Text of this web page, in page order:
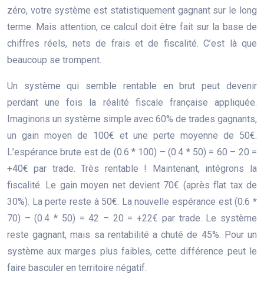
zéro, votre système est statistiquement gagnant sur le long
terme. Mais attention, ce calcul doit être fait sur la base de
chiffres réels, nets de frais et de fiscalité. C’est là que
beaucoup se trompent.
Un système qui semble rentable en brut peut devenir
perdant une fois la réalité fiscale française appliquée.
Imaginons un système simple avec 60% de trades gagnants,
un gain moyen de 100€ et une perte moyenne de 50€.
L’espérance brute est de (0.6 * 100) – (0.4 * 50) = 60 – 20 =
+40€ par trade. Très rentable ! Maintenant, intégrons la
fiscalité. Le gain moyen net devient 70€ (après flat tax de
30%). La perte reste à 50€. La nouvelle espérance est (0.6 *
70) – (0.4 * 50) = 42 – 20 = +22€ par trade. Le système
reste gagnant, mais sa rentabilité a chuté de 45%. Pour un
système aux marges plus faibles, cette différence peut le
faire basculer en territoire négatif.